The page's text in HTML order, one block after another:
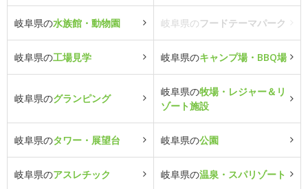
岐阜県の水族館・動物園 岐阜県のフードテーマパーク
岐阜県の工場見学 岐阜県のキャンプ場・BBQ場
岐阜県のグランピング
岐阜県の牧場・レジャー＆リ
ゾート施設
岐阜県のタワー・展望台 岐阜県の公園
岐阜県のアスレチック 岐阜県の温泉・スパリゾート